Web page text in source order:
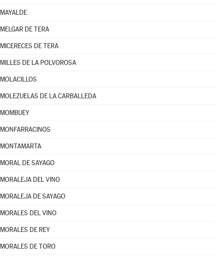
MAYALDE
MELGAR DE TERA
MICERECES DE TERA
MILLES DE LA POLVOROSA
MOLACILLOS
MOLEZUELAS DE LA CARBALLEDA
MOMBUEY
MONFARRACINOS
MONTAMARTA
MORAL DE SAYAGO
MORALEJA DEL VINO
MORALEJA DE SAYAGO
MORALES DEL VINO
MORALES DE REY
MORALES DE TORO